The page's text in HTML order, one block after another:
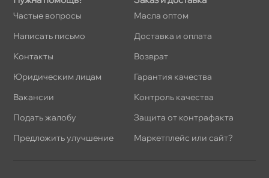
Частые вопросы
Написать письмо
Контакты
Юридическим лицам
акансии
Подать жалобу
Предложить улучшение
Масла оптом
Доставка и оплата
озврат
Гарантия качества
Контроль качества
Защита от контрафакта
Маркетплейс или сайт?